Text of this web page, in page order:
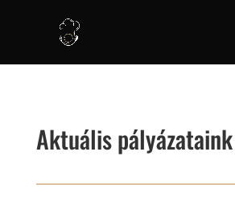
Aktuális pályázataink